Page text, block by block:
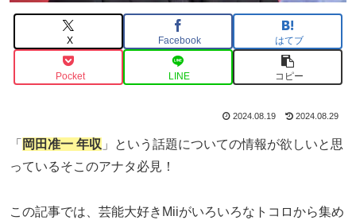
X Facebook はてブ
Pocket LINE コピー
2024.08.19 2024.08.29
「 岡田准一 年収 」という話題についての情報が欲しいと思
っているそこのアナタ必見！
この記事では、芸能大好きMiiがいろいろなトコロから集め